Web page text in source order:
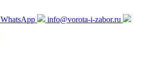
WhatsApp
info@vorota-i-zabor.ru